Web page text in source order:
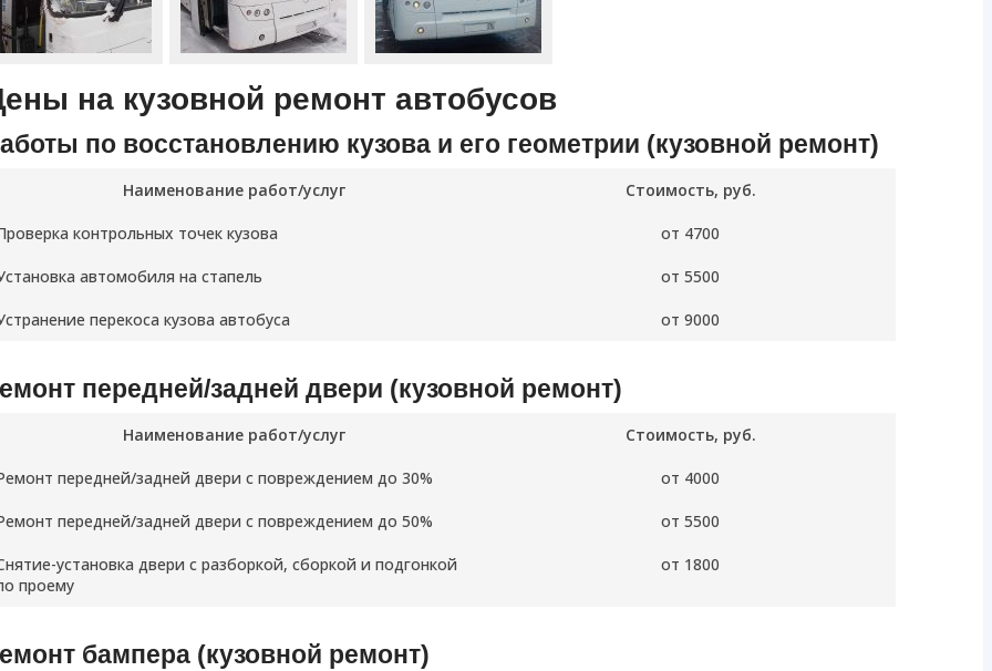
на кузовной ремонт автобусов
по восстановлению кузова и его геометрии (кузовной ремонт)
Наименование работ/услуг Стоимость, руб.
контрольных точек кузова от 4700
автомобиля на стапель от 5500
перекоса кузова автобуса от 9000
передней/задней двери (кузовной ремонт)
Наименование работ/услуг Стоимость, руб.
передней/задней двери с повреждением до 30% от 4000
передней/задней двери с повреждением до 50% от 5500
установка двери с разборкой, сборкой и подгонкой
проему
от 1800
бампера (кузовной ремонт)